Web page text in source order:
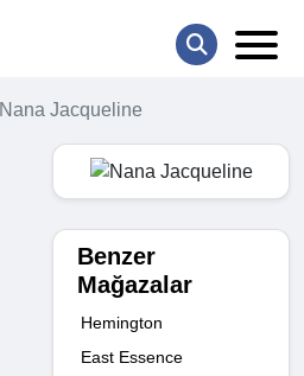
Nana Jacqueline
Benzer
Mağazalar
Hemington
East Essence